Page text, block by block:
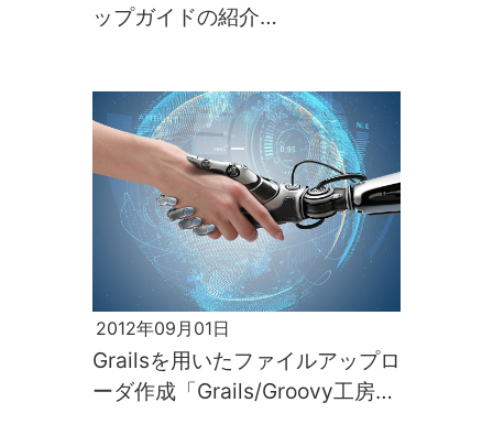
ップガイドの紹介
2012年09月01日
Grailsを用いたファイルアップロ
ーダ作成「Grails/Groovy工房